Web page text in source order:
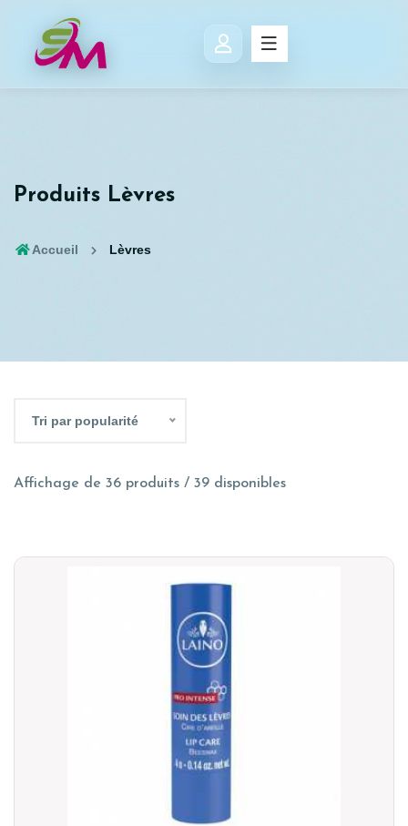
Produits Lèvres
Accueil Lèvres
Tri par popularité
Affichage de 36 produits / 39 disponibles